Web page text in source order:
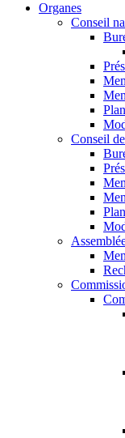
Organes
Conseil
Conseil